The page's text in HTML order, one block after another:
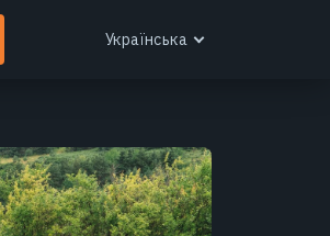
Українська
Português
Українська